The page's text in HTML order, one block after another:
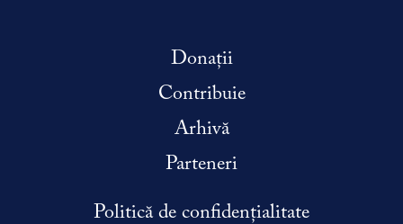
Donații
Contribuie
Arhivă
Parteneri
Politică de confidențialitate